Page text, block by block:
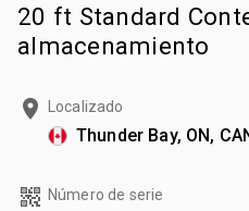
20 ft Standard
almacenamiento
Localizado
Thunder Bay, ON,
Número de serie